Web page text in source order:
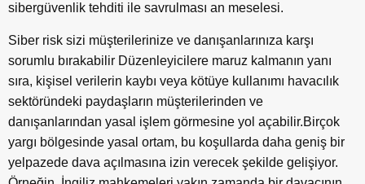
sibergüvenlik tehditi ile savrulması an meselesi.
Siber risk sizi müşterilerinize ve danışanlarınıza karşı
sorumlu bırakabilir Düzenleyicilere maruz kalmanın yanı
sıra, kişisel verilerin kaybı veya kötüye kullanımı havacılık
sektöründeki paydaşların müşterilerinden ve
danışanlarından yasal işlem görmesine yol açabilir.Birçok
yargı bölgesinde yasal ortam, bu koşullarda daha geniş bir
yelpazede dava açılmasına izin verecek şekilde gelişiyor.